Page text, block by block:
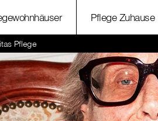
Pflege Zuhause
Pflege